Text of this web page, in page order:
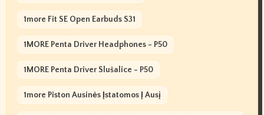
1more Fit SE Open Earbuds S31
1MORE Penta Driver Headphones - P50
1MORE Penta Driver Slušalice - P50
1more Piston Ausinės Įstatomos Į Ausį